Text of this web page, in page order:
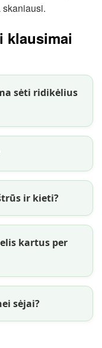
skaniausi.
klausimai
sėti ridikėlius
ir kieti?
kartus per
sėjai?